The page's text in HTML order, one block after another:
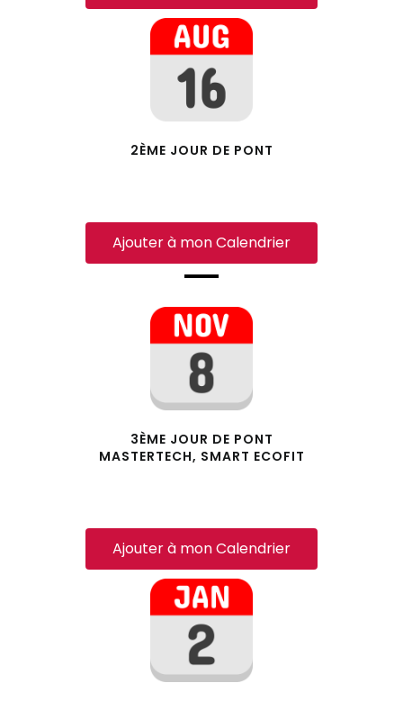
2ÈME JOUR DE PONT
Ajouter à mon Calendrier
3ÈME JOUR DE PONT
MASTERTECH, SMART ECOFIT
Ajouter à mon Calendrier